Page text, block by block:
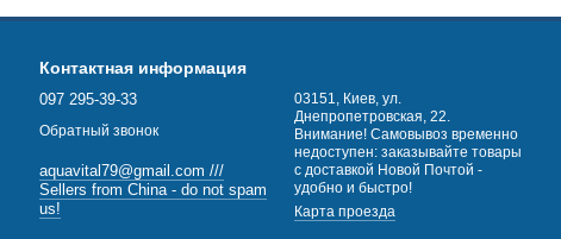
Контактная информация
097 295-39-33
Обратный звонок
aquavital79@gmail.com ///
Sellers from China - do not spam
us!
03151, Киев, ул.
Днепропетровская, 22.
Внимание! Самовывоз временно
недоступен: заказывайте товары
с доставкой Новой Почтой -
удобно и быстро!
Карта проезда